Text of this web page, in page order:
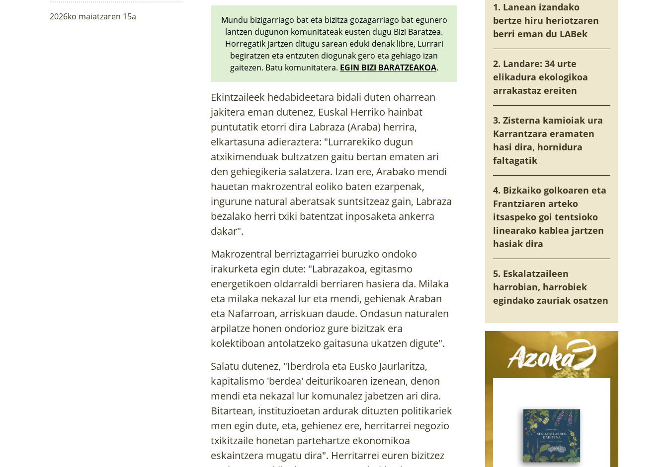
2026ko maiatzaren 15a
Mundu bizigarriago bat eta bizitza gozagarriago bat egunero
lantzen dugunon komunitateak eusten dugu Bizi Baratzea.
Horregatik jartzen ditugu sarean eduki denak libre, Lurrari
begiratzen eta entzuten diogunak gero eta gehiago izan
gaitezen. Batu komunitatera. EGIN BIZI BARATZEAKOA.
Ekintzaileek hedabideetara bidali duten oharrean
jakitera eman dutenez, Euskal Herriko hainbat
puntutatik etorri dira Labraza (Araba) herrira,
elkartasuna adieraztera: "Lurrarekiko dugun
atxikimenduak bultzatzen gaitu bertan ematen ari
den gehiegikeria salatzera. Izan ere, Arabako mendi
hauetan makrozentral eoliko baten ezarpenak,
ingurune natural aberatsak suntsitzeaz gain, Labraza
bezalako herri txiki batentzat inposaketa ankerra
dakar".
Makrozentral berriztagarriei buruzko ondoko
irakurketa egin dute: "Labrazakoa, egitasmo
energetikoen oldarraldi berriaren hasiera da. Milaka
eta milaka nekazal lur eta mendi, gehienak Araban
eta Nafarroan, arriskuan daude. Ondasun naturalen
arpilatze honen ondorioz gure bizitzak era
kolektiboan antolatzeko gaitasuna ukatzen digute".
Salatu dutenez, "Iberdrola eta Eusko Jaurlaritza,
kapitalismo 'berdea' deiturikoaren izenean, denon
mendi eta nekazal lur komunalez jabetzen ari dira.
Bitartean, instituzioetan ardurak dituzten politikariek
men egin dute, eta, gehienez ere, herritarrei negozio
txikitzaile honetan partehartze ekonomikoa
eskaintzera mugatu dira". Herritarrei euren bizitzez
1. Lanean izandako
bertze hiru heriotzaren
berri eman du LABek
2. Landare: 34 urte
elikadura ekologikoa
arrakastaz ereiten
3. Zisterna kamioiak ura
Karrantzara eramaten
hasi dira, hornidura
faltagatik
4. Bizkaiko golkoaren eta
Frantziaren arteko
itsaspeko goi tentsioko
linearako kablea jartzen
hasiak dira
5. Eskalatzaileen
harrobian, harrobiek
egindako zauriak osatzen